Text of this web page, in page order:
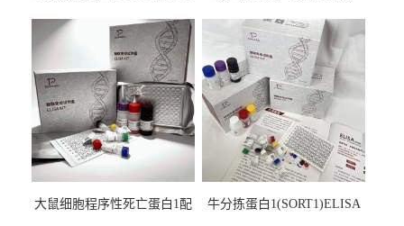
大鼠细胞程序性死亡蛋白1配
牛分拣蛋白1(SORT1)ELISA